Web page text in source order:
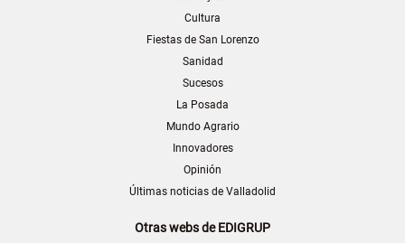
Cultura
Fiestas de San Lorenzo
Sanidad
Sucesos
La Posada
Mundo Agrario
Innovadores
Opinión
Últimas noticias de Valladolid
Otras webs de EDIGRUP